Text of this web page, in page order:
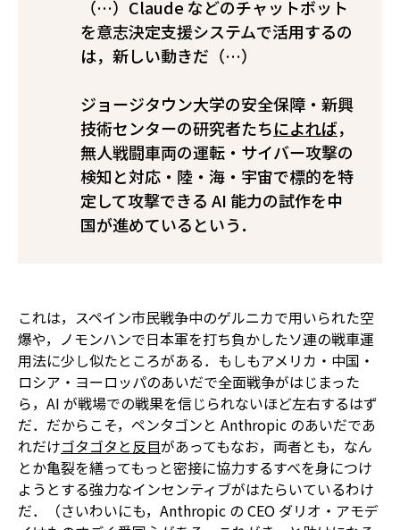
（…）Claude などのチャットボット
を意志決定支援システムで活用するの
は，新しい動きだ（…）
ジョージタウン大学の安全保障・新興
技術センターの研究者たちによれば，
無人戦闘車両の運転・サイバー攻撃の
検知と対応・陸・海・宇宙で標的を特
定して攻撃できる AI 能力の試作を中
国が進めているという．
これは，スペイン市民戦争中のゲルニカで用いられた空
爆や，ノモンハンで日本軍を打ち負かしたソ連の戦車運
用法に少し似たところがある．もしもアメリカ・中国・
ロシア・ヨーロッパのあいだで全面戦争がはじまった
ら，AI が戦場での戦果を信じられないほど左右するはず
だ．だからこそ，ペンタゴンと Anthropic のあいだであ
れだけゴタゴタと反目があってもなお，両者とも，なん
とか亀裂を繕ってもっと密接に協力するすべを身につけ
ようとする強力なインセンティブがはたらいているわけ
だ．（さいわいにも，Anthropic の CEO ダリオ・アモデ